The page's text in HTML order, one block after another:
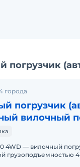
города
погрузчик
вилочный
4WD — вилочный
грузоподъемностью 4